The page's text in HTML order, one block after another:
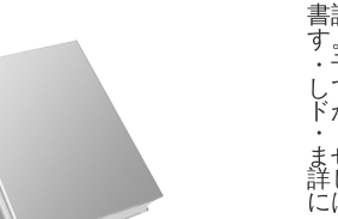
書
す
詳
に